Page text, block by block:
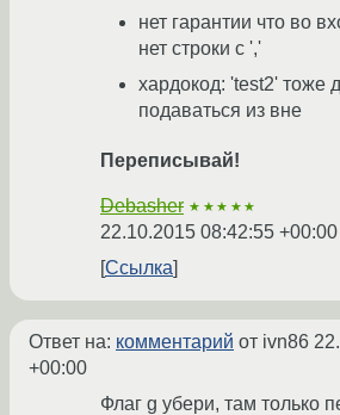
нет гарантии что во
нет строки с ','
хардокод: 'test2' тоже
подаваться из вне
Переписывай!
Debasher ★★★★★
22.10.2015 08:42:55 +00:00
Ссылка
Ответ на: комментарий от ivn86
+00:00
Флаг g убери, там только